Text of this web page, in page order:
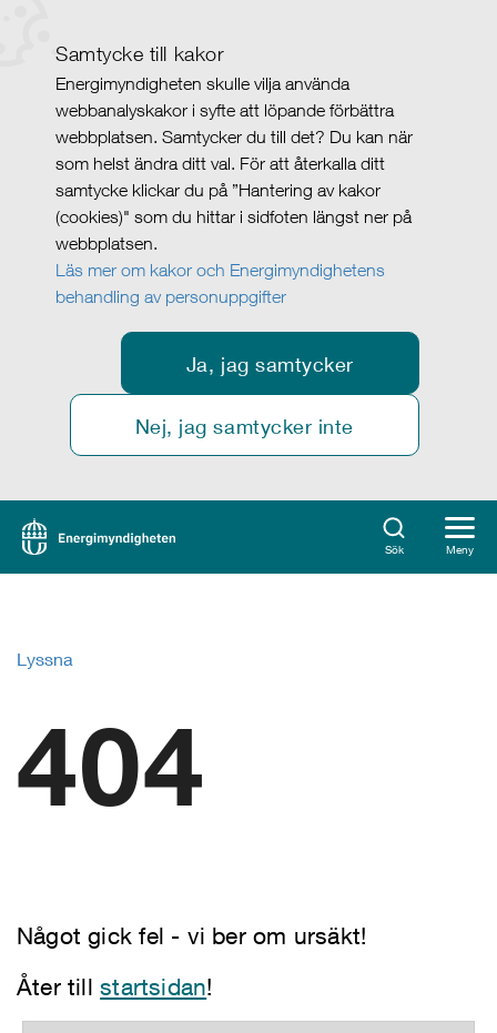
Samtycke till kakor
Energimyndigheten skulle vilja använda
webbanalyskakor i syfte att löpande förbättra
webbplatsen. Samtycker du till det? Du kan när
som helst ändra ditt val. För att återkalla ditt
samtycke klickar du på ”Hantering av kakor
(cookies)" som du hittar i sidfoten längst ner på
webbplatsen.
Läs mer om kakor och Energimyndighetens
behandling av personuppgifter
Ja, jag samtycker
Nej, jag samtycker inte
Sök Meny
Lyssna
404
Något gick fel - vi ber om ursäkt!
Åter tillstartsidan!